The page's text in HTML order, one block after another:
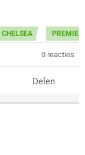
CHELSEA PREMIER
0 reacties
Delen